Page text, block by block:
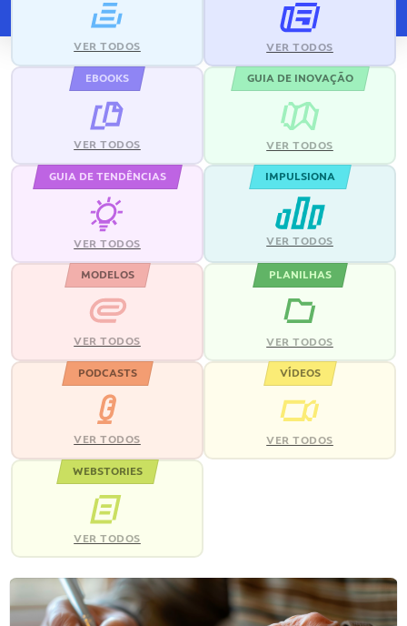
VER TODOS VER TODOS
EBOOKS
VER TODOS
GUIA DE INOVAÇÃO
VER TODOS
GUIA DE TENDÊNCIAS
VER TODOS
IMPULSIONA
VER TODOS
MODELOS
VER TODOS
PLANILHAS
VER TODOS
PODCASTS
VER TODOS
VÍDEOS
VER TODOS
WEBSTORIES
VER TODOS